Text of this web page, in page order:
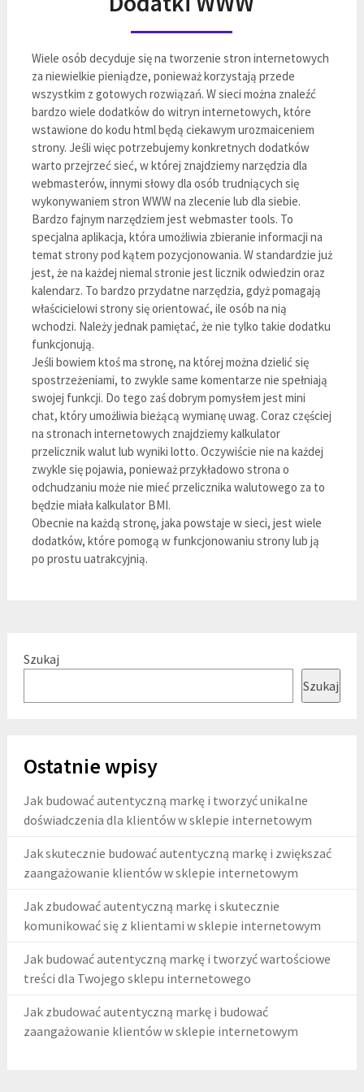
Wiele osób decyduje się na tworzenie stron internetowych
za niewielkie pieniądze, ponieważ korzystają przede
wszystkim z gotowych rozwiązań. W sieci można znaleźć
bardzo wiele dodatków do witryn internetowych, które
wstawione do kodu html będą ciekawym urozmaiceniem
strony. Jeśli więc potrzebujemy konkretnych dodatków
warto przejrzeć sieć, w której znajdziemy narzędzia dla
webmasterów, innymi słowy dla osób trudniących się
wykonywaniem stron WWW na zlecenie lub dla siebie.
Bardzo fajnym narzędziem jest webmaster tools. To
specjalna aplikacja, która umożliwia zbieranie informacji na
temat strony pod kątem pozycjonowania. W standardzie już
jest, że na każdej niemal stronie jest licznik odwiedzin oraz
kalendarz. To bardzo przydatne narzędzia, gdyż pomagają
właścicielowi strony się orientować, ile osób na nią
wchodzi. Należy jednak pamiętać, że nie tylko takie dodatku
funkcjonują.
Jeśli bowiem ktoś ma stronę, na której można dzielić się
spostrzeżeniami, to zwykle same komentarze nie spełniają
swojej funkcji. Do tego zaś dobrym pomysłem jest mini
chat, który umożliwia bieżącą wymianę uwag. Coraz częściej
na stronach internetowych znajdziemy kalkulator
przelicznik walut lub wyniki lotto. Oczywiście nie na każdej
zwykle się pojawia, ponieważ przykładowo strona o
odchudzaniu może nie mieć przelicznika walutowego za to
będzie miała kalkulator BMI.
Obecnie na każdą stronę, jaka powstaje w sieci, jest wiele
dodatków, które pomogą w funkcjonowaniu strony lub ją
po prostu uatrakcyjnią.
Szukaj
Szukaj
Ostatnie wpisy
Jak budować autentyczną markę i tworzyć unikalne
doświadczenia dla klientów w sklepie internetowym
Jak skutecznie budować autentyczną markę i zwiększać
zaangażowanie klientów w sklepie internetowym
Jak zbudować autentyczną markę i skutecznie
komunikować się z klientami w sklepie internetowym
Jak budować autentyczną markę i tworzyć wartościowe
treści dla Twojego sklepu internetowego
Jak zbudować autentyczną markę i budować
zaangażowanie klientów w sklepie internetowym